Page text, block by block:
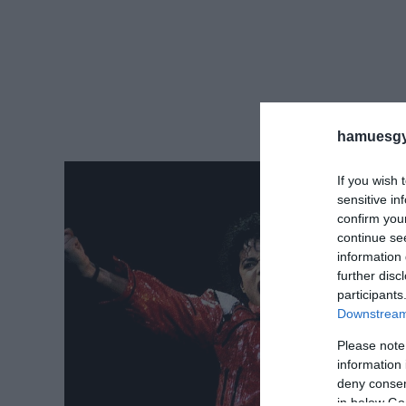
If you wish
sensitive
confirm
continue
information
further
Please
information
deny
in below